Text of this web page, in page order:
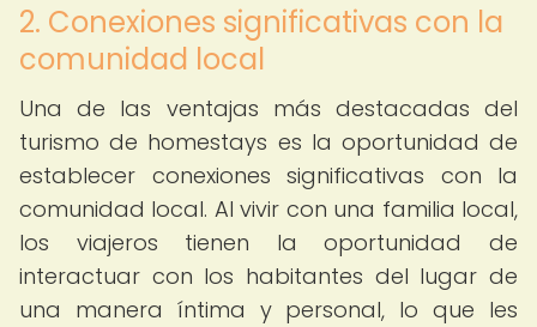
2. Conexiones significativas con la
comunidad local
Una de las ventajas más destacadas del
turismo de homestays es la oportunidad de
establecer conexiones significativas con la
comunidad local. Al vivir con una familia local,
los viajeros tienen la oportunidad de
interactuar con los habitantes del lugar de
una manera íntima y personal, lo que les